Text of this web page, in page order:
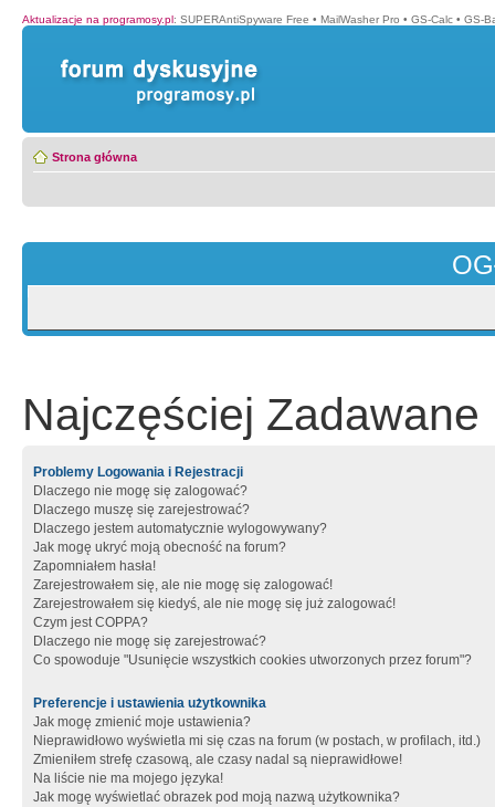
Aktualizacje na programosy.pl: SUPERAntiSpyware Free • MailWasher Pro • GS-Calc • GS-
Strona główna
Najczęściej Zadawane
Problemy Logowania i Rejestracji
Dlaczego nie mogę się zalogować?
Dlaczego muszę się zarejestrować?
Dlaczego jestem automatycznie wylogowywany?
Jak mogę ukryć moją obecność na forum?
Zapomniałem hasła!
Zarejestrowałem się, ale nie mogę się zalogować!
Zarejestrowałem się kiedyś, ale nie mogę się już zalogować!
Czym jest COPPA?
Dlaczego nie mogę się zarejestrować?
Co spowoduje "Usunięcie wszystkich cookies utworzonych przez forum"?
Preferencje i ustawienia użytkownika
Jak mogę zmienić moje ustawienia?
Nieprawidłowo wyświetla mi się czas na forum (w postach, w profilach, itd.)
Zmieniłem strefę czasową, ale czasy nadal są nieprawidłowe!
Na liście nie ma mojego języka!
Jak mogę wyświetlać obrazek pod moją nazwą użytkownika?